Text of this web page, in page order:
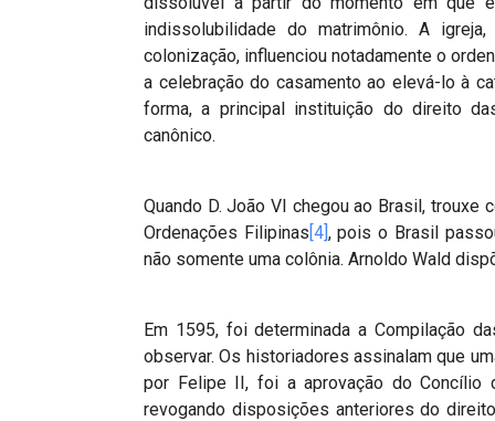
indissolubilidade do matrimônio. A
colonização, influenciou notadamente o
a celebração do casamento ao elevá-lo à
forma, a principal instituição do direito
canônico.
Quando D. João VI chegou ao Brasil,
Ordenações Filipinas[4], pois o Brasil
não somente uma colônia. Arnoldo Wald
Em 1595, foi determinada a Compilação
observar. Os historiadores assinalam que
por Felipe II, foi a aprovação do Concílio
revogando disposições anteriores do